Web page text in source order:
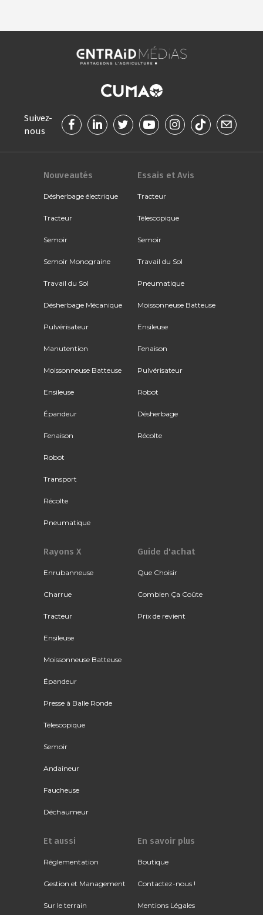
Suivez-
nous
Nouveautés
Désherbage électrique
Tracteur
Semoir
Semoir Monograine
Travail du Sol
Désherbage Mécanique
Pulvérisateur
Manutention
Moissonneuse Batteuse
Ensileuse
Épandeur
Fenaison
Robot
Transport
Récolte
Pneumatique
Essais et Avis
Tracteur
Télescopique
Semoir
Travail du Sol
Pneumatique
Moissonneuse Batteuse
Ensileuse
Fenaison
Pulvérisateur
Robot
Désherbage
Récolte
Rayons X
Enrubanneuse
Charrue
Tracteur
Ensileuse
Moissonneuse Batteuse
Épandeur
Presse à Balle Ronde
Télescopique
Semoir
Andaineur
Faucheuse
Déchaumeur
Guide d'achat
Que Choisir
Combien Ça Coûte
Prix de revient
Et aussi
Réglementation
Gestion et Management
Sur le terrain
En savoir plus
Boutique
Contactez-nous !
Mentions Légales